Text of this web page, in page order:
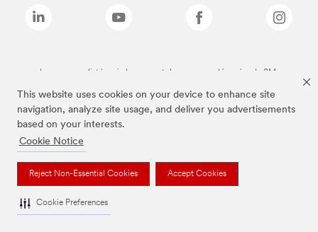
This website uses cookies on your device to enhance site
navigation, analyze site usage, and deliver you advertisements
based on your interests.
Cookie Notice
Reject Non-Essential Cookies Accept Cookies
Cookie Preferences
Les marques listées ci-dessus sont des marques déposées de 3M.